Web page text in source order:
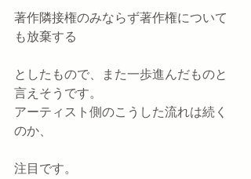
著作隣接権のみならず著作権について
も放棄する
としたもので、また一歩進んだものと
言えそうです。
アーティスト側のこうした流れは続く
のか、
注目です。